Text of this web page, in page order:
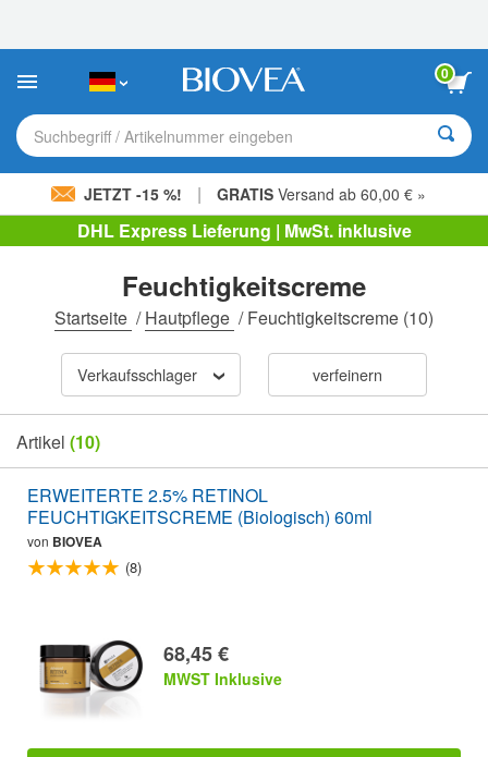
Sie:
Website
ein
Barrierefreiheitssystem.
0
Suchbegriff / Artikelnummer eingeben
JETZT -15 %! | GRATIS Versand ab 60,00 € »
DHL Express Lieferung | MwSt. inklusive
Feuchtigkeitscreme
Startseite /Hautpflege /Feuchtigkeitscreme (10)
Verkaufsschlager verfeinern
Artikel (10)
ERWEITERTE 2.5% RETINOL
FEUCHTIGKEITSCREME (Biologisch) 60ml
von BIOVEA
(8)
68,45 €
MWST Inklusive